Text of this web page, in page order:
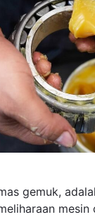
gemuk,
mesin